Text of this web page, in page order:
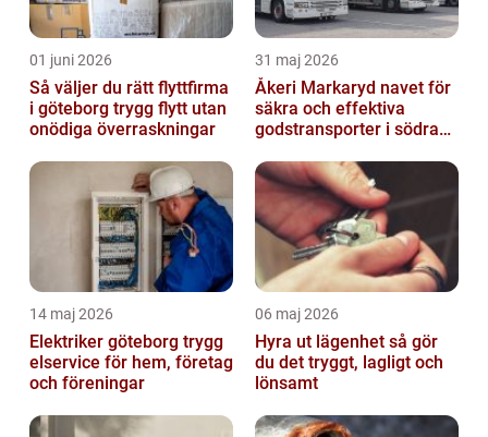
01 juni 2026
Så väljer du rätt flyttfirma
i göteborg trygg flytt utan
onödiga överraskningar
31 maj 2026
Åkeri Markaryd navet för
säkra och effektiva
godstransporter i södra
14 maj 2026
Elektriker göteborg trygg
elservice för hem, företag
och föreningar
06 maj 2026
Hyra ut lägenhet så gör
du det tryggt, lagligt och
lönsamt